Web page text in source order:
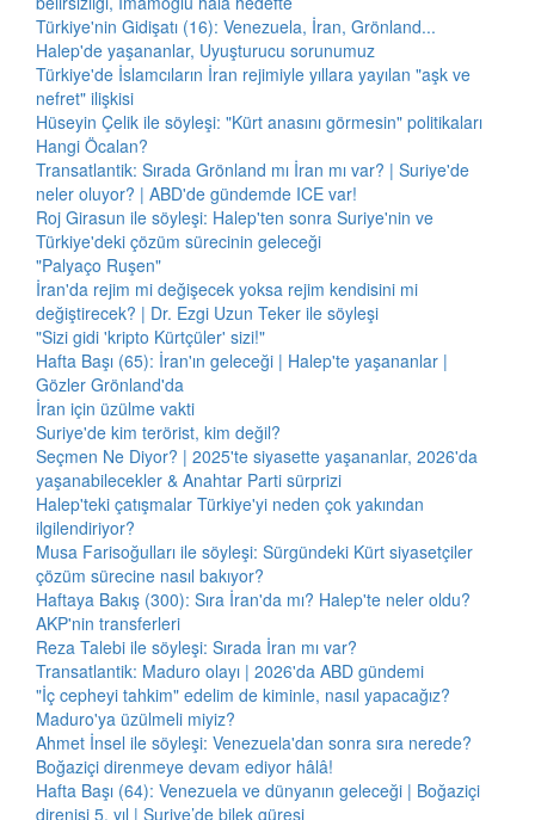
Türkiye'nin Gidişatı (16): Venezuela, İran, Grönland...
Halep'de yaşananlar, Uyuşturucu sorunumuz
Türkiye'de İslamcıların İran rejimiyle yıllara yayılan "aşk ve
nefret" ilişkisi
Hüseyin Çelik ile söyleşi: "Kürt anasını görmesin" politikaları
Hangi Öcalan?
Transatlantik: Sırada Grönland mı İran mı var? | Suriye'de
neler oluyor? | ABD'de gündemde ICE var!
Roj Girasun ile söyleşi: Halep'ten sonra Suriye'nin ve
Türkiye'deki çözüm sürecinin geleceği
"Palyaço Ruşen"
İran'da rejim mi değişecek yoksa rejim kendisini mi
değiştirecek? | Dr. Ezgi Uzun Teker ile söyleşi
"Sizi gidi 'kripto Kürtçüler' sizi!"
Hafta Başı (65): İran'ın geleceği | Halep'te yaşananlar |
Gözler Grönland'da
İran için üzülme vakti
Suriye'de kim terörist, kim değil?
Seçmen Ne Diyor? | 2025'te siyasette yaşananlar, 2026'da
yaşanabilecekler & Anahtar Parti sürprizi
Halep'teki çatışmalar Türkiye'yi neden çok yakından
ilgilendiriyor?
Musa Farisoğulları ile söyleşi: Sürgündeki Kürt siyasetçiler
çözüm sürecine nasıl bakıyor?
Haftaya Bakış (300): Sıra İran'da mı? Halep'te neler oldu?
AKP'nin transferleri
Reza Talebi ile söyleşi: Sırada İran mı var?
Transatlantik: Maduro olayı | 2026'da ABD gündemi
"İç cepheyi tahkim" edelim de kiminle, nasıl yapacağız?
Maduro'ya üzülmeli miyiz?
Ahmet İnsel ile söyleşi: Venezuela'dan sonra sıra nerede?
Boğaziçi direnmeye devam ediyor hâlâ!
Hafta Başı (64): Venezuela ve dünyanın geleceği | Boğaziçi
direnişi 5. yıl | Suriye’de bilek güreşi